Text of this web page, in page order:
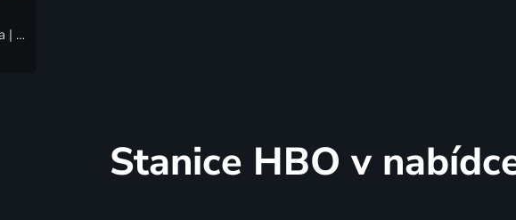
2008 | USA, Dominikánská republika | Drama
Stanice HBO v